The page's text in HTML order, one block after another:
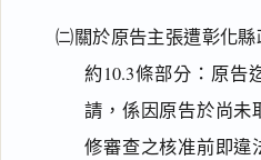
㈡關於原告主張遭彰化
約10.3條部分：原告
請，係因原告於尚未
修審查之核准前即違